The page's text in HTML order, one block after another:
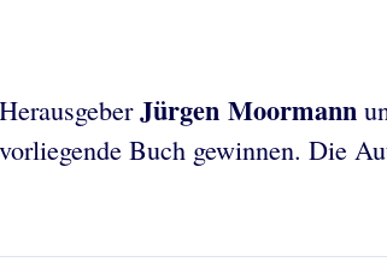
Jürgen Moormann
Buch gewinnen. Die